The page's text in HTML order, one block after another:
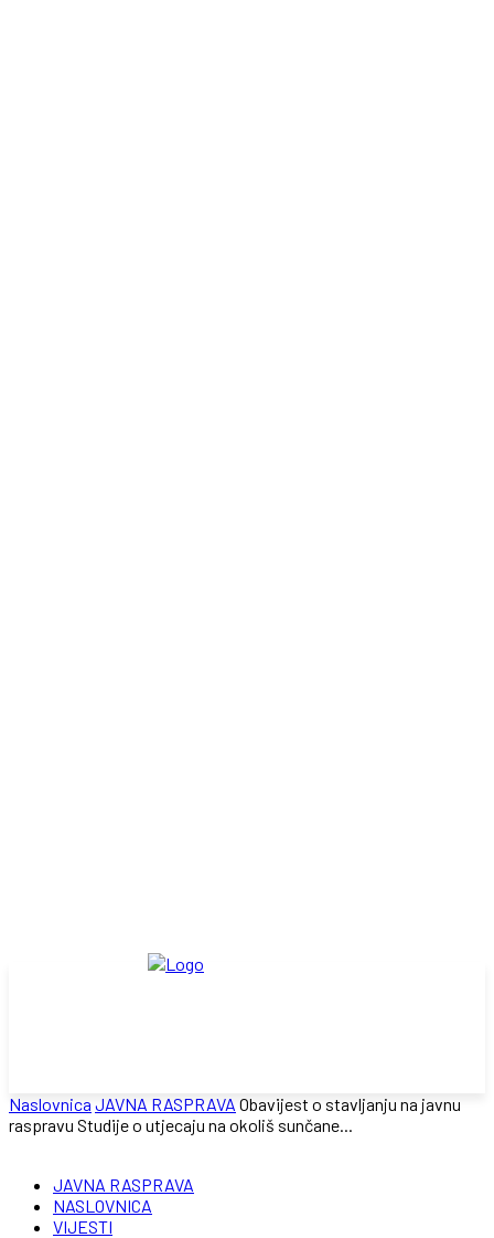
Naslovnica JAVNA RASPRAVA Obavijest o stavljanju na javnu
raspravu Studije o utjecaju na okoliš sunčane...
JAVNA RASPRAVA
NASLOVNICA
VIJESTI